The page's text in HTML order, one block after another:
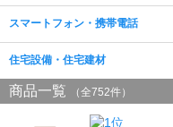
スマートフォン・携帯電話
住宅設備・住宅建材
商品一覧 （全752件）